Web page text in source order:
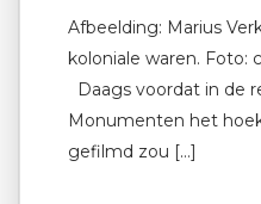
Afbeelding: Marius
koloniale waren. Foto:
Daags voordat in de
Monumenten het
gefilmd zou […]